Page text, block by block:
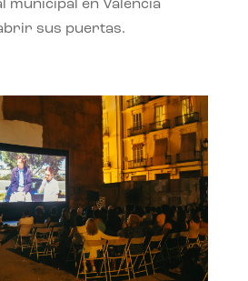
municipal en Valencia
sus puertas.